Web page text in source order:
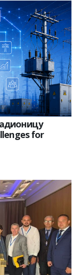
for